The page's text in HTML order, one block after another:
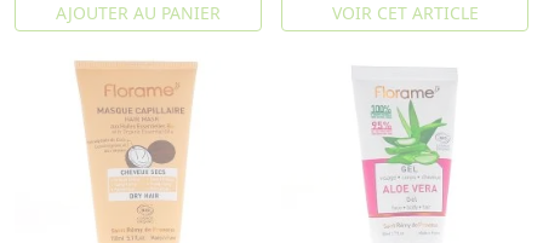
AJOUTER AU PANIER VOIR CET ARTICLE